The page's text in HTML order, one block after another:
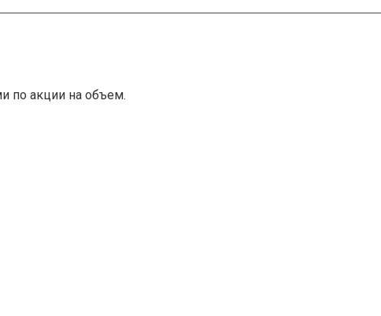
по акции на объем.